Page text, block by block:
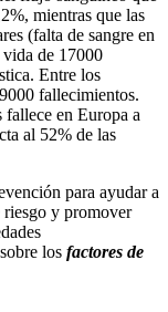
mientras que las
(falta de sangre en
de 17000
Entre los
fallecimientos.
fallece en Europa a
al 52% de las
para ayudar a
riesgo y promover
los factores de